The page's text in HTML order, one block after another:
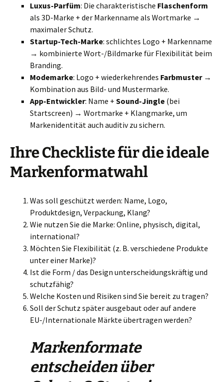
Luxus-Parfüm: Die charakteristische Flaschenform
als 3D-Marke + der Markenname als Wortmarke →
maximaler Schutz.
Startup-Tech-Marke: schlichtes Logo + Markenname
→ kombinierte Wort-/Bildmarke für Flexibilität beim
Branding.
Modemarke: Logo + wiederkehrendes Farbmuster→
Kombination aus Bild- und Mustermarke.
App-Entwickler: Name + Sound-Jingle (bei
Startscreen) → Wortmarke + Klangmarke, um
Markenidentität auch auditiv zu sichern.
Ihre Checkliste für die ideale
Markenformatwahl
Was soll geschützt werden: Name, Logo,
Produktdesign, Verpackung, Klang?
Wie nutzen Sie die Marke: Online, physisch, digital,
international?
Möchten Sie Flexibilität (z. B. verschiedene Produkte
unter einer Marke)?
Ist die Form / das Design unterscheidungskräftig und
schutzfähig?
Welche Kosten und Risiken sind Sie bereit zu tragen?
Soll der Schutz später ausgebaut oder auf andere
EU-/Internationale Märkte übertragen werden?
Markenformate
entscheiden über